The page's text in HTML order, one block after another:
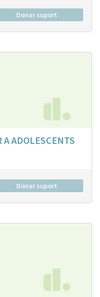
Donar suport
A ADOLESCENTS
Donar suport